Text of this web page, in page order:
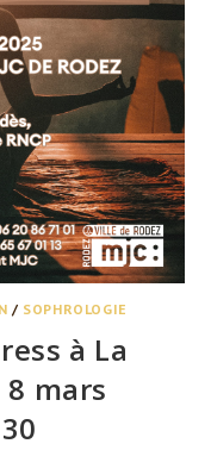
/ SOPHROLOGIE
à La
8 mars